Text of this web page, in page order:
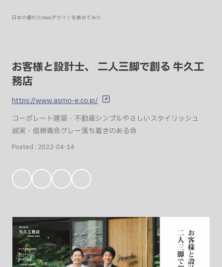
日本の優れたWebデザインを集めてみた
お客様と設計士、 二人三脚で創る 牛久工
務店
https://www.asmo-e.co.jp/
コーポレート建築・不動産シンプルやさしいスタイリッシュ
誠実・信頼青色グレー落ち着きのある色
Posted : 2022-04-14
気
入